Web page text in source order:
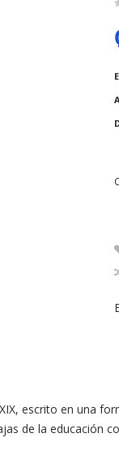
escrito en una
de la educación